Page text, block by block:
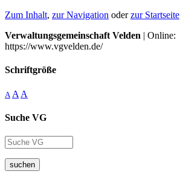
Zum Inhalt, zur Navigation oderzur Startseite
Verwaltungsgemeinschaft Velden | Online:
https://www.vgvelden.de/
Schriftgröße
A A A
Suche VG
suchen